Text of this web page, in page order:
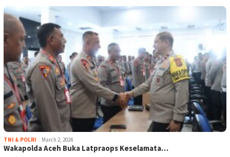
TNI & POLRI March 2, 2024
Wakapolda Aceh Buka Latpraops Keselamata…